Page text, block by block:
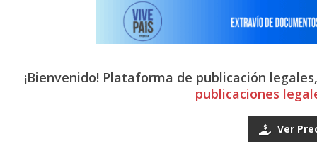
¡Bienvenido! Plataforma de publicación
publicaciones
Ver